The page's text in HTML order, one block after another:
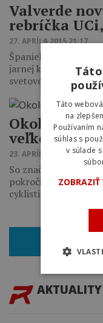
Valverde
rebríčka
27. APRÍLA 2015 21:17
Španielsky cyklista
jarnej klasike Liége-
svetového rebríčka
Okolo
veľkom štýle
23. APRÍLA 2015 13:23
So značným
pokročilom štádiu
cyklistických
AKTUALITY
Táto
na
Používaním
súhlas s
v súlade
ZOBRAZIŤ